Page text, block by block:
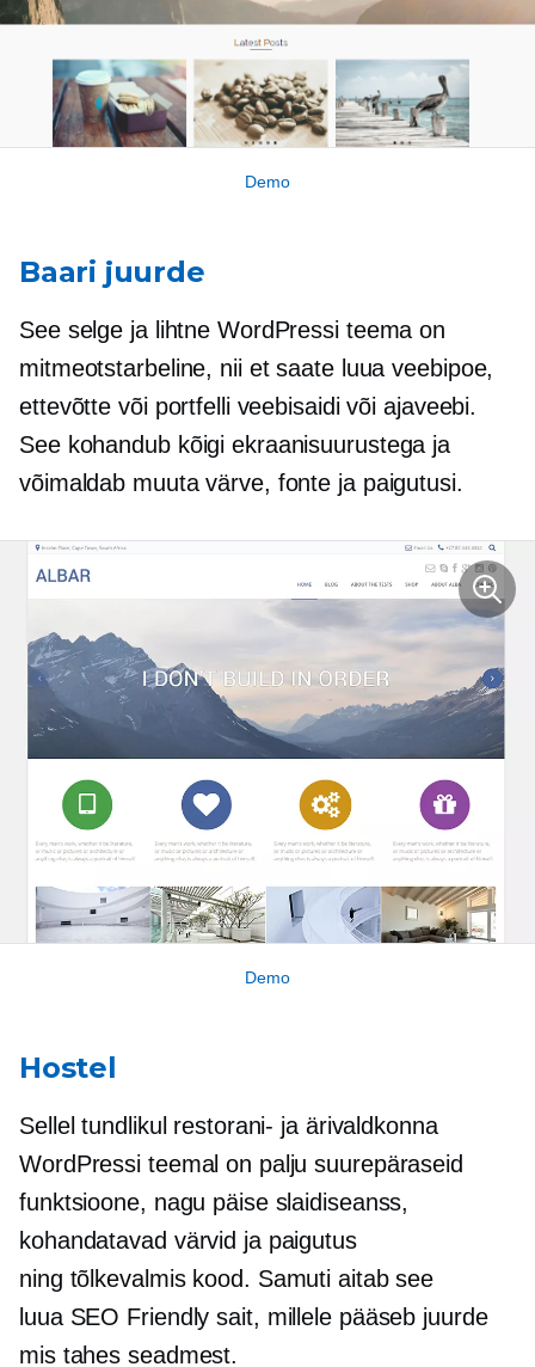
Demo
Baari juurde
See selge ja lihtne WordPressi teema on
mitmeotstarbeline, nii et saate luua veebipoe,
ettevõtte või portfelli veebisaidi või ajaveebi.
See kohandub kõigi ekraanisuurustega ja
võimaldab muuta värve, fonte ja paigutusi.
Demo
Hostel
Sellel tundlikul restorani- ja ärivaldkonna
WordPressi teemal on palju suurepäraseid
funktsioone, nagu päise slaidiseanss,
kohandatavad värvid ja paigutus
ning tõlkevalmis kood. Samuti aitab see
luua SEO Friendly sait, millele pääseb juurde
mis tahes seadmest.